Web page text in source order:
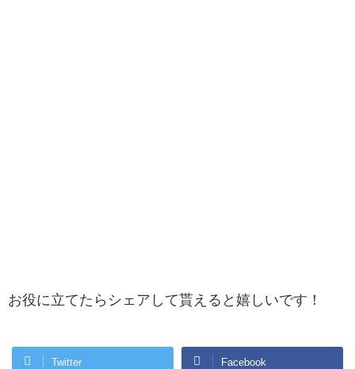
お役に立てたらシェアして貰えると嬉しいです！
Twitter Facebook